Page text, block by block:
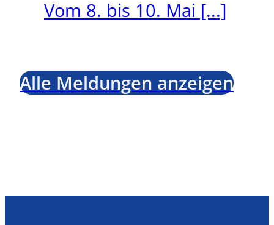
Vom 8. bis 10. Mai [...]
Alle Meldungen anzeigen